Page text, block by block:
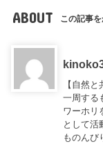
ABOUT この記事
【自然
一周する
ワーホリ
として活
ものんび